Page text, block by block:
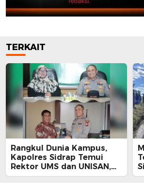
TERKAIT
Rangkul Dunia Kampus,
Kapolres Sidrap Temui
Rektor UMS dan UNISAN,
Ajak Bersama Jaga